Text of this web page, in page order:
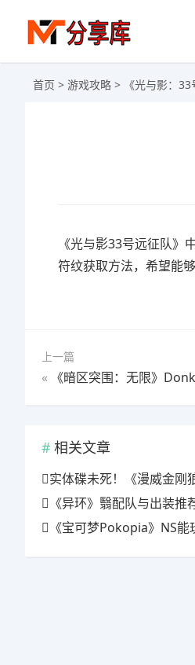
首页 > 游戏攻略 > 《光与影：33
《光与影33号远征队
符纹获取方法，希望能
上一篇
« 《暗区突围：无限》
相关文章
实体碟未死！《漫威金刚
《异环》翳配队与出装推
《宝可梦Pokopia》NS能